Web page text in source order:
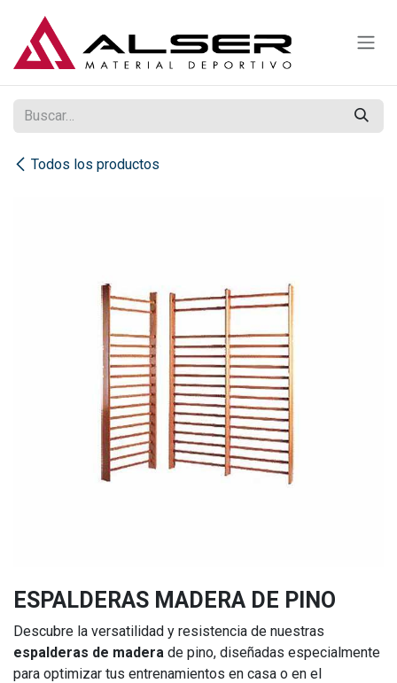
Todos los productos
ESPALDERAS MADERA DE PINO
Descubre la versatilidad y resistencia de nuestras
espalderas de madera de pino, diseñadas especialmente
para optimizar tus entrenamientos en casa o en el